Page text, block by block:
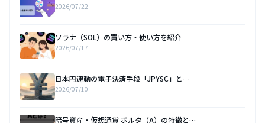
2026/07/22
ソラナ（SOL）の買い方・使い方を紹介
2026/07/17
日本円連動の電子決済手段「JPYSC」と…
2026/07/10
暗号資産・仮想通貨 ボルタ（A）の特徴と…